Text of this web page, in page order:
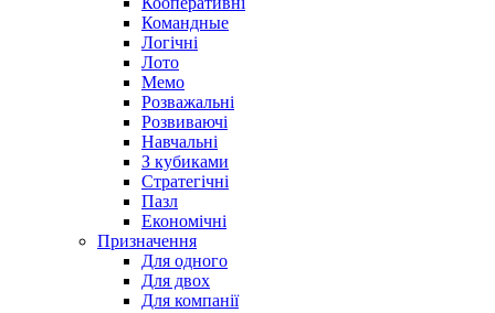
Командные
Логічні
Лото
Мемо
Розважальні
Розвиваючі
Навчальні
З кубиками
Стратегічні
Пазл
Економічні
Призначення
Для одного
Для двох
Для компанії